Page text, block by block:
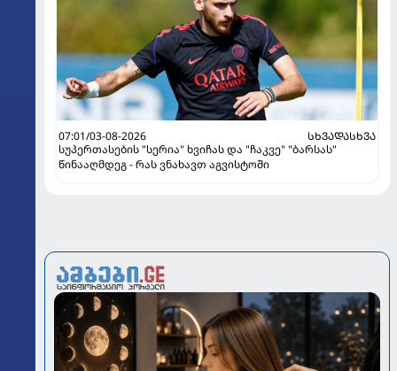
07:01/03-08-2026
ᲡᲮᲕᲐᲓᲐᲡᲮᲕᲐ
სუპერთასების "სერია" ხვიჩას და "ჩაკვე" "ბარსას"
წინააღმდეგ - რას ვნახავთ აგვისტოში